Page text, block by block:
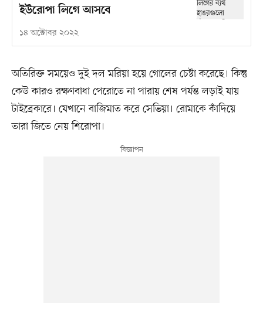
ইউরোপা লিগে আসবে
১৪ অক্টোবর ২০২২
অতিরিক্ত সময়েও দুই দল মরিয়া হয়ে গোলের চেষ্টা করেছে। কিন্তু
কেউ কারও রক্ষণবাধা পেরোতে না পারায় শেষ পর্যন্ত লড়াই যায়
টাইব্রেকারে। যেখানে বাজিমাত করে সেভিয়া। রোমাকে কাঁদিয়ে
তারা জিতে নেয় শিরোপা।